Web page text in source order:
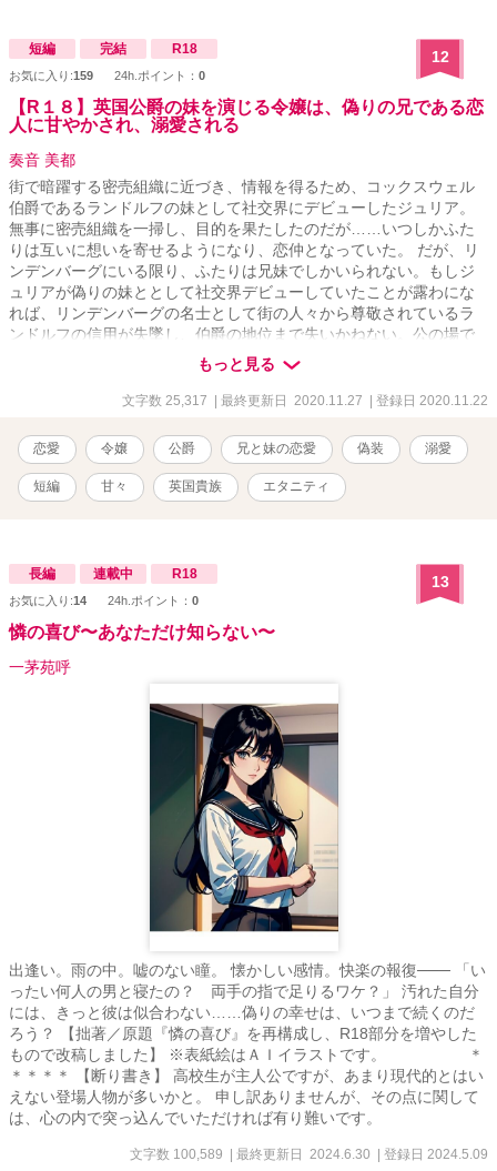
短編 完結 R18
お気に入り:159 24h.ポイント： 0
12
【R１８】英国公爵の妹を演じる令嬢は、偽りの兄である恋
人に甘やかされ、溺愛される
奏音 美都
街で暗躍する密売組織に近づき、情報を得るため、コックスウェル
伯爵であるランドルフの妹として社交界にデビューしたジュリア。
無事に密売組織を一掃し、目的を果たしたのだが……いつしかふた
りは互いに想いを寄せるようになり、恋仲となっていた。 だが、リ
ンデンバーグにいる限り、ふたりは兄妹でしかいられない。もしジ
ュリアが偽りの妹ととして社交界デビューしていたことが露わにな
れば、リンデンバーグの名士として街の人々から尊敬されているラ
ンドルフの信用が失墜し、伯爵の地位まで失いかねない。公の場で
は、ふたりは兄妹として振舞う生活を余儀なくされていた。 そんな
ある日、ジュリアはランドルフから旅行へと誘われる。 ＊＊＊＊＊
＊＊＊＊＊＊＊＊＊＊＊＊＊＊＊＊＊＊＊＊＊＊＊＊＊＊＊＊＊＊
断の恋に落ちた侯爵令嬢は、神聖な教会で背徳の愛撫にあえかな吐
息を漏らす」
https://www.alphapolis.co.jp/novel/702276663/289431817 「【R１
８】健気なプリンセスは嫉妬した秘密の恋人である教育係にお仕置
８】箱入り令嬢は密かに慕う執事に夜伽の手解きを受け、快楽に沈
む」 https://www.alphapolis.co.jp/novel/702276663/524431855
もっと見る
文字数 25,317 | 最終更新日 2020.11.27 | 登録日 2020.11.22
恋愛 令嬢 公爵 兄と妹の恋愛 偽装 溺愛
短編 甘々 英国貴族 エタニティ
長編 連載中 R18
お気に入り:14 24h.ポイント： 0
13
憐の喜び〜あなただけ知らない〜
一茅苑呼
出逢い。雨の中。嘘のない瞳。 懐かしい感情。快楽の報復─── 「い
ったい何人の男と寝たの？ 両手の指で足りるワケ？」 汚れた自分
には、きっと彼は似合わない……偽りの幸せは、いつまで続くのだ
ろう？ 【拙著／原題『憐の喜び』を再構成し、R18部分を増やした
もので改稿しました】 ※表紙絵はＡＩイラストです。 ＊
＊＊＊＊ 【断り書き】 高校生が主人公ですが、あまり現代的とはい
えない登場人物が多いかと。 申し訳ありませんが、その点に関して
は、心の内で突っ込んでいただければ有り難いです。
文字数 100,589 | 最終更新日 2024.6.30 | 登録日 2024.5.09